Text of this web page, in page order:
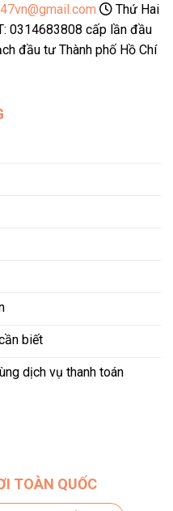
Thứ Hai
0314683808 cấp lần đầu
đầu tư Thành phố Hồ Chí
biết
dịch vụ thanh toán
TOÀN QUỐC